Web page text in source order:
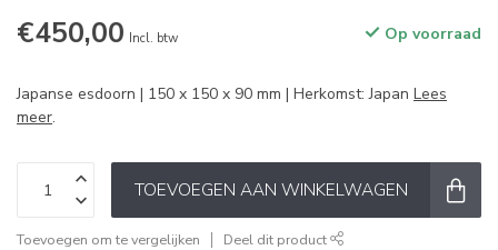
€450,00 Incl. btw Op voorraad
Japanse esdoorn | 150 x 150 x 90 mm | Herkomst: Japan Lees
meer.
TOEVOEGEN AAN WINKELWAGEN
Toevoegen om te vergelijken Deel dit product